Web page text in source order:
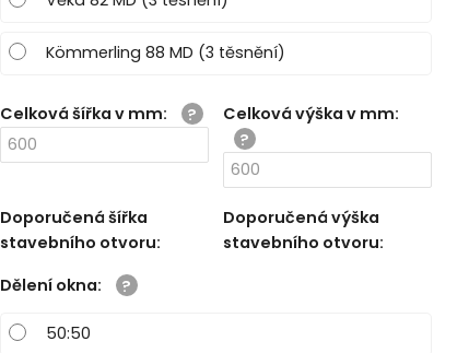
Kömmerling 88 MD (3 těsnění)
Celková šířka v mm: Celková výška v mm:
Doporučená šířka
stavebního otvoru:
Doporučená výška
stavebního otvoru:
Dělení okna:
50:50